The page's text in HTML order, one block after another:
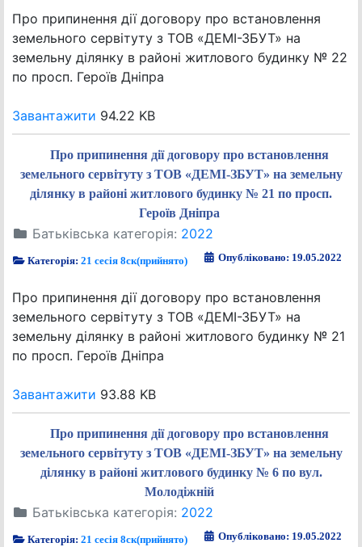
Про припинення дії договору про встановлення
земельного сервітуту з ТОВ «ДЕМІ-ЗБУТ» на
земельну ділянку в районі житлового будинку № 22
по просп. Героїв Дніпра
Завантажити 94.22 KB
Про припинення дії договору про встановлення
земельного сервітуту з ТОВ «ДЕМІ-ЗБУТ» на земельну
ділянку в районі житлового будинку № 21 по просп.
Героїв Дніпра
Батьківська категорія: 2022
Категорія:21 сесія 8ск(прийнято) Опубліковано: 19.05.2022
Про припинення дії договору про встановлення
земельного сервітуту з ТОВ «ДЕМІ-ЗБУТ» на
земельну ділянку в районі житлового будинку № 21
по просп. Героїв Дніпра
Завантажити 93.88 KB
Про припинення дії договору про встановлення
земельного сервітуту з ТОВ «ДЕМІ-ЗБУТ» на земельну
ділянку в районі житлового будинку № 6 по вул.
Молодіжній
Батьківська категорія: 2022
Категорія:21 сесія 8ск(прийнято) Опубліковано: 19.05.2022